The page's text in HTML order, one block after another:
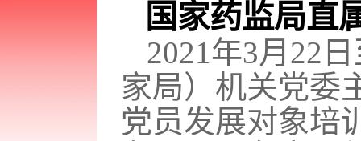
国家药监局直
2021年3月22 日
家局） 机关党委
党员发展对象培